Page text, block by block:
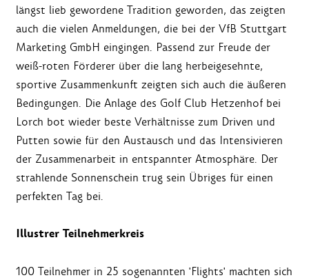
längst lieb gewordene Tradition geworden, das zeigten
auch die vielen Anmeldungen, die bei der VfB Stuttgart
Marketing GmbH eingingen. Passend zur Freude der
weiß-roten Förderer über die lang herbeigesehnte,
sportive Zusammenkunft zeigten sich auch die äußeren
Bedingungen. Die Anlage des Golf Club Hetzenhof bei
Lorch bot wieder beste Verhältnisse zum Driven und
Putten sowie für den Austausch und das Intensivieren
der Zusammenarbeit in entspannter Atmosphäre. Der
strahlende Sonnenschein trug sein Übriges für einen
perfekten Tag bei.
Illustrer Teilnehmerkreis
100 Teilnehmer in 25 sogenannten 'Flights' machten sich